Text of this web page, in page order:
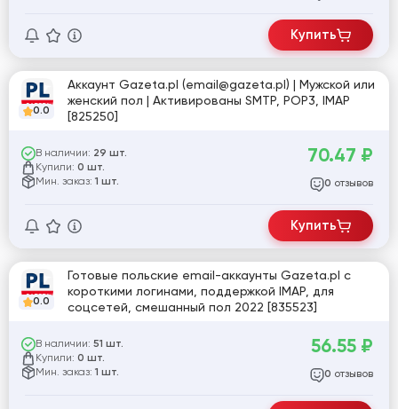
Купить
0.0
Аккаунт Gazeta.pl (email@gazeta.pl) | Мужской или
женский пол | Активированы SMTP, POP3, IMAP
[825250]
В наличии: 29 шт.
Купили: 0 шт.
Мин. заказ: 1 шт.
70.47 ₽
0 отзывов
Купить
0.0
Готовые польские email-аккаунты Gazeta.pl с
короткими логинами, поддержкой IMAP, для
соцсетей, смешанный пол 2022 [835523]
В наличии: 51 шт.
Купили: 0 шт.
Мин. заказ: 1 шт.
56.55 ₽
0 отзывов